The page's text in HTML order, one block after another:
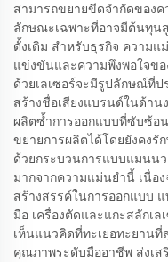
สามารถขยายขีดจำกัดของ
ลักษณะเฉพาะที่อาจมีต้นทุน
ดั้งเดิม สำหรับธุรกิจ ความ
แข่งขันและความพึงพอใจ
ด้วยเลเซอร์จะมีรูปลักษณ์ที่
สร้างชื่อเสียงแบรนด์ในด้า
ผลิตซ้ำการออกแบบที่ซับซ้อ
ขยายการผลิตได้โดยยังคง
ด้วยกระบวนการแบบแมนน
มากจากความแม่นยำนี้ เนื่อ
สร้างสรรค์ในการออกแบบ
มือ เครื่องตัดและแกะสลักเ
เห็นแนวคิดที่ทะเยอทะยาน
คุณภาพระดับมืออาชีพ ส่งเ